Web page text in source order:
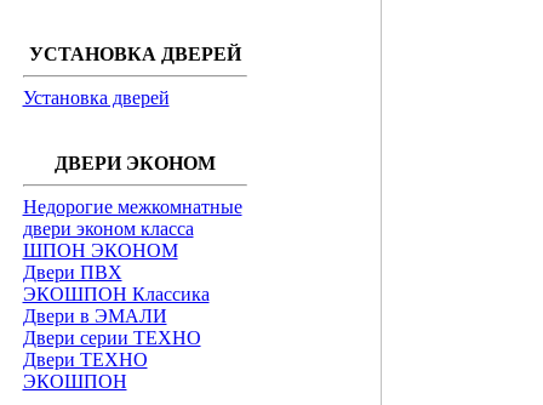
УСТАНОВКА ДВЕРЕЙ
Установка дверей
ДВЕРИ ЭКОНОМ
Недорогие межкомнатные
двери эконом класса
ШПОН ЭКОНОМ
Двери ПВХ
ЭКОШПОН Классика
Двери в ЭМАЛИ
Двери серии ТЕХНО
Двери ТЕХНО
ЭКОШПОН